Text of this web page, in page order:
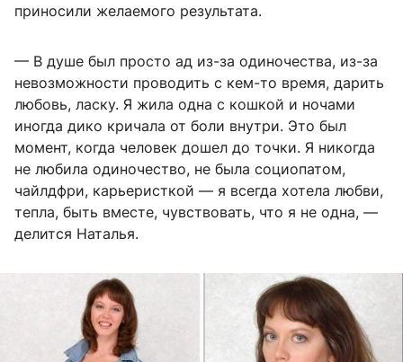
приносили желаемого результата.
— В душе был просто ад из-за одиночества, из-за
невозможности проводить с кем-то время, дарить
любовь, ласку. Я жила одна с кошкой и ночами
иногда дико кричала от боли внутри. Это был
момент, когда человек дошел до точки. Я никогда
не любила одиночество, не была социопатом,
чайлдфри, карьеристкой — я всегда хотела любви,
тепла, быть вместе, чувствовать, что я не одна, —
делится Наталья.